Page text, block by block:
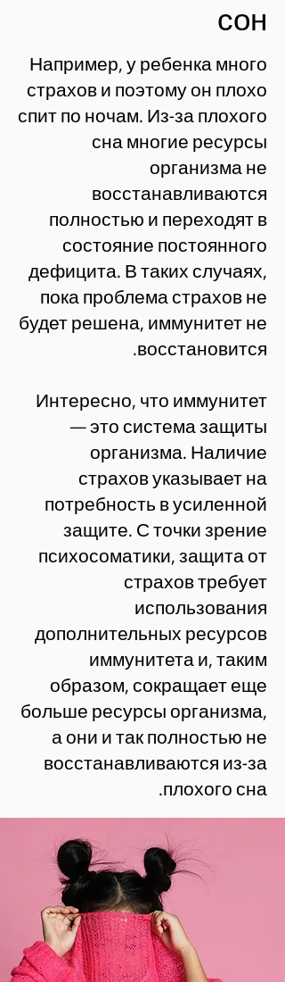
сон
Например, у ребенка много
страхов и поэтому он плохо
спит по ночам. Из-за плохого
сна многие ресурсы
организма не
восстанавливаются
полностью и переходят в
состояние постоянного
дефицита. В таких случаях,
пока проблема страхов не
будет решена, иммунитет не
восстановится.
Интересно, что иммунитет
— это система защиты
организма. Наличие
страхов указывает на
потребность в усиленной
защите. С точки зрение
психосоматики, защита от
страхов требует
использования
дополнительных ресурсов
иммунитета и, таким
образом, сокращает еще
больше ресурсы организма,
а они и так полностью не
восстанавливаются из-за
плохого сна.